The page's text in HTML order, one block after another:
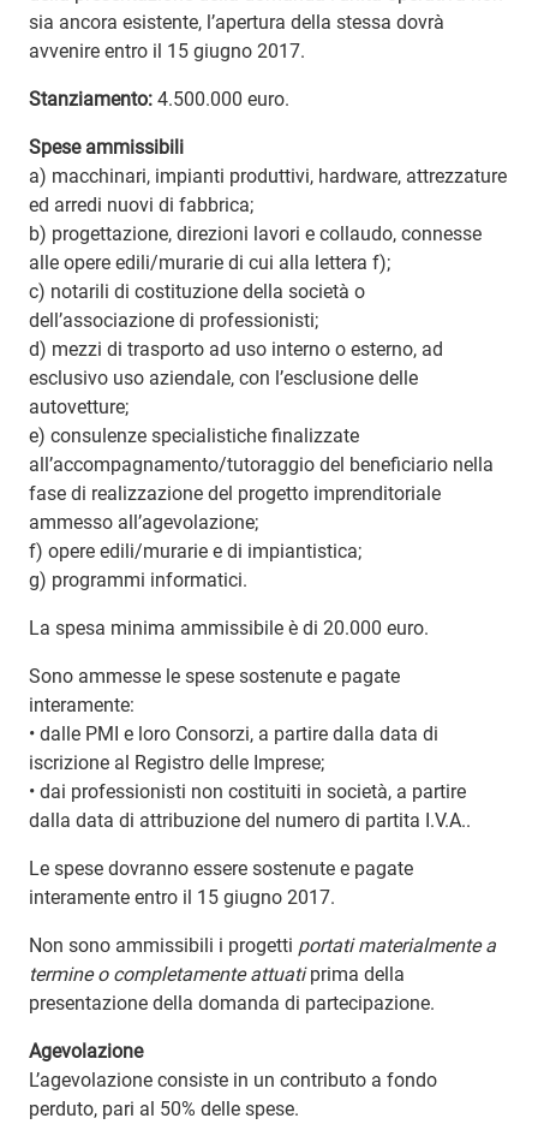
sia ancora esistente, l’apertura della stessa dovrà
avvenire entro il 15 giugno 2017.
Stanziamento: 4.500.000 euro.
Spese ammissibili
a) macchinari, impianti produttivi, hardware, attrezzature
ed arredi nuovi di fabbrica;
b) progettazione, direzioni lavori e collaudo, connesse
alle opere edili/murarie di cui alla lettera f);
c) notarili di costituzione della società o
dell’associazione di professionisti;
d) mezzi di trasporto ad uso interno o esterno, ad
esclusivo uso aziendale, con l’esclusione delle
autovetture;
e) consulenze specialistiche finalizzate
all’accompagnamento/tutoraggio del beneficiario nella
fase di realizzazione del progetto imprenditoriale
ammesso all’agevolazione;
f) opere edili/murarie e di impiantistica;
g) programmi informatici.
La spesa minima ammissibile è di 20.000 euro.
Sono ammesse le spese sostenute e pagate
interamente:
• dalle PMI e loro Consorzi, a partire dalla data di
iscrizione al Registro delle Imprese;
• dai professionisti non costituiti in società, a partire
dalla data di attribuzione del numero di partita I.V.A..
Le spese dovranno essere sostenute e pagate
interamente entro il 15 giugno 2017.
Non sono ammissibili i progetti portati materialmente a
termine o completamente attuatiprima della
presentazione della domanda di partecipazione.
Agevolazione
L’agevolazione consiste in un contributo a fondo
perduto, pari al 50% delle spese.